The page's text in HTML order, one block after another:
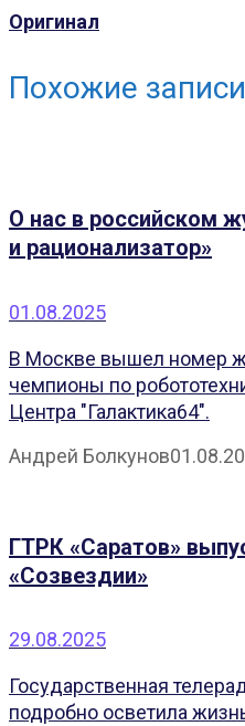
Оригинал
Похожие записи
О нас в российском
и рационализатор»
01.08.2025
В Москве вышел номер
чемпионы по
Центра "Галактика64".
Андрей Болкунов
ГТРК «Саратов»
«Созвездии»
29.08.2025
Государственная
подробно осветила